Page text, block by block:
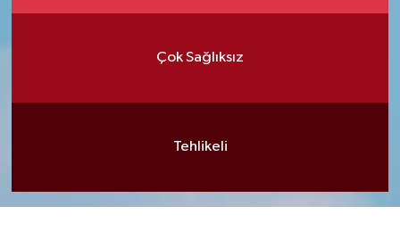
Çok Sağlıksız
Tehlikeli